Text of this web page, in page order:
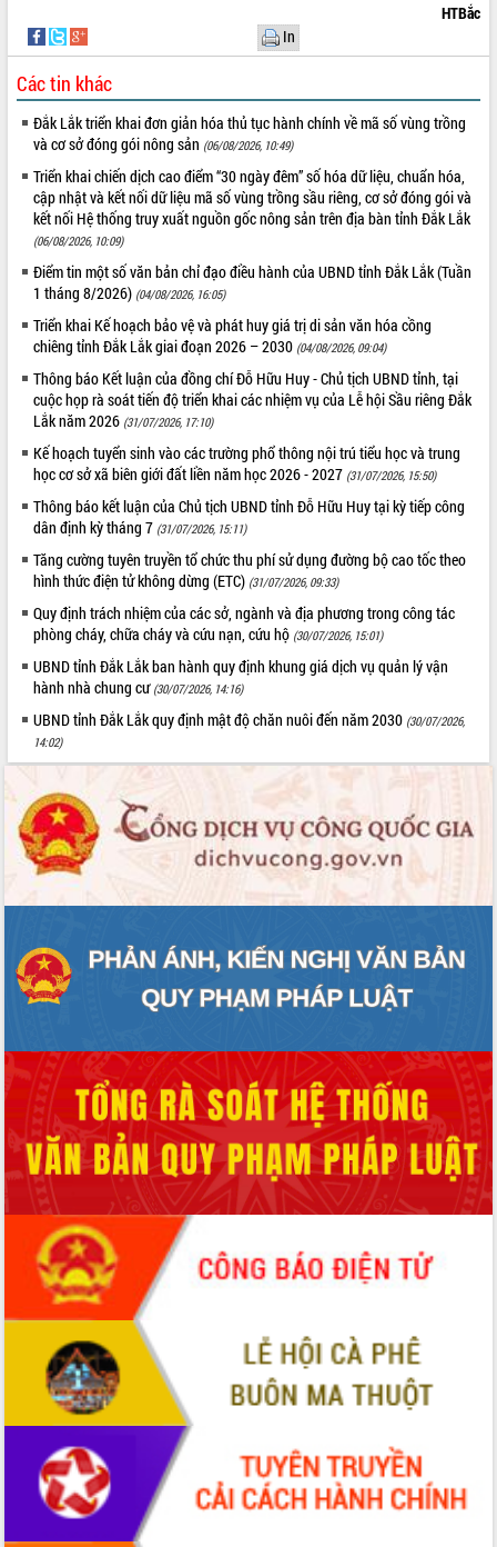
Hôm nay:
30738
HTBắc
In
Các tin khác
Đắk Lắk triển khai đơn giản hóa thủ tục hành chính về mã số vùng trồng
và cơ sở đóng gói nông sản (06/08/2026, 10:49)
Triển khai chiến dịch cao điểm “30 ngày đêm” số hóa dữ liệu, chuẩn hóa,
cập nhật và kết nối dữ liệu mã số vùng trồng sầu riêng, cơ sở đóng gói và
kết nối Hệ thống truy xuất nguồn gốc nông sản trên địa bàn tỉnh Đắk Lắk
(06/08/2026, 10:09)
Điểm tin một số văn bản chỉ đạo điều hành của UBND tỉnh Đắk Lắk (Tuần
1 tháng 8/2026) (04/08/2026, 16:05)
Triển khai Kế hoạch bảo vệ và phát huy giá trị di sản văn hóa cồng
chiêng tỉnh Đắk Lắk giai đoạn 2026 – 2030 (04/08/2026, 09:04)
Thông báo Kết luận của đồng chí Đỗ Hữu Huy - Chủ tịch UBND tỉnh, tại
cuộc họp rà soát tiến độ triển khai các nhiệm vụ của Lễ hội Sầu riêng Đắk
Lắk năm 2026 (31/07/2026, 17:10)
Kế hoạch tuyển sinh vào các trường phổ thông nội trú tiểu học và trung
học cơ sở xã biên giới đất liền năm học 2026 - 2027 (31/07/2026, 15:50)
Thông báo kết luận của Chủ tịch UBND tỉnh Đỗ Hữu Huy tại kỳ tiếp công
dân định kỳ tháng 7 (31/07/2026, 15:11)
Tăng cường tuyên truyền tổ chức thu phí sử dụng đường bộ cao tốc theo
hình thức điện tử không dừng (ETC) (31/07/2026, 09:33)
Quy định trách nhiệm của các sở, ngành và địa phương trong công tác
phòng cháy, chữa cháy và cứu nạn, cứu hộ (30/07/2026, 15:01)
UBND tỉnh Đắk Lắk ban hành quy định khung giá dịch vụ quản lý vận
hành nhà chung cư (30/07/2026, 14:16)
UBND tỉnh Đắk Lắk quy định mật độ chăn nuôi đến năm 2030 (30/07/2026,
14:02)